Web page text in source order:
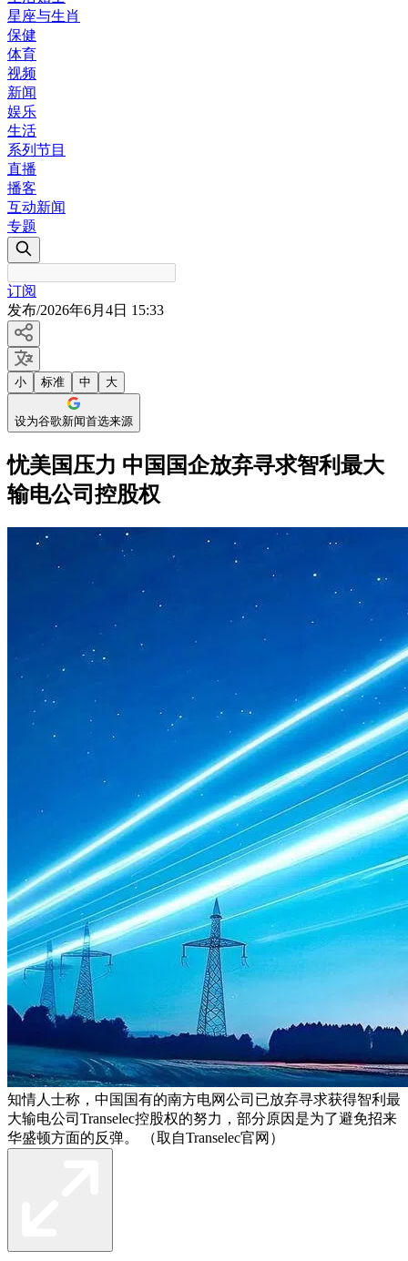
星座与生肖
保健
体育
视频
新闻
娱乐
生活
系列节目
直播
播客
互动新闻
专题
订阅
发布/2026年6月4日 15:33
小 标准 中 大
设为谷歌新闻首选来源
忧美国压力 中国国企放弃寻求智利最大
输电公司控股权
知情人士称，中国国有的南方电网公司已放弃寻求获得智利最
大输电公司Transelec控股权的努力，部分原因是为了避免招来
华盛顿方面的反弹。 （取自Transelec官网）